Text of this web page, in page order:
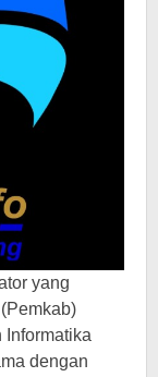
yang
dengan